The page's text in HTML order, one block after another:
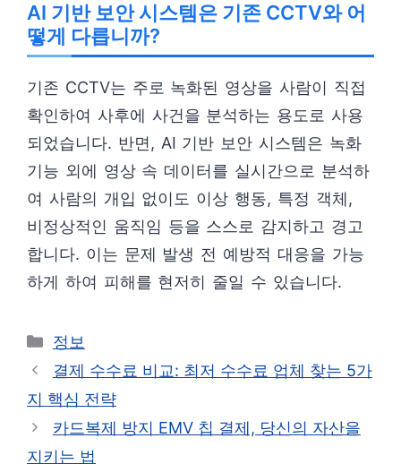
AI 기반 보안 시스템은 기존 CCTV와 어
떻게 다릅니까?
기존 CCTV는 주로 녹화된 영상을 사람이 직접
확인하여 사후에 사건을 분석하는 용도로 사용
되었습니다. 반면, AI 기반 보안 시스템은 녹화
기능 외에 영상 속 데이터를 실시간으로 분석하
여 사람의 개입 없이도 이상 행동, 특정 객체,
비정상적인 움직임 등을 스스로 감지하고 경고
합니다. 이는 문제 발생 전 예방적 대응을 가능
하게 하여 피해를 현저히 줄일 수 있습니다.
카
테
리
정보
결제 수수료 비교: 최저 수수료 업체 찾는 5가
지 핵심 전략
카드복제 방지 EMV 칩 결제, 당신의 자산을
지키는 법